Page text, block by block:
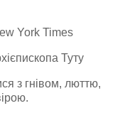
York Times
Туту
з гнівом, люттю,